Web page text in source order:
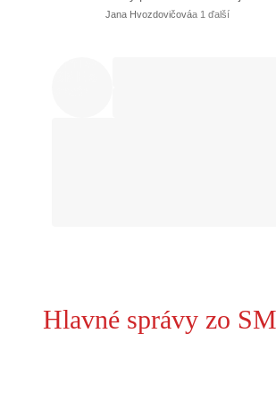
Jana Hvozdovičováa 1 ďalší
Hlavné správy zo